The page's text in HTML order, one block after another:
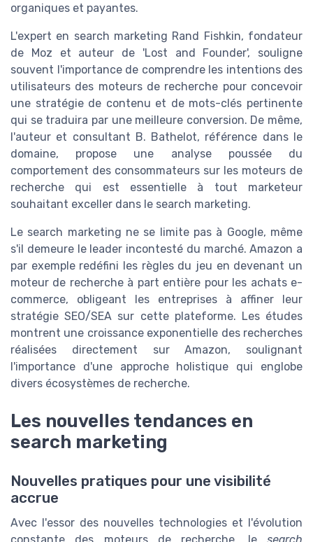
organiques et payantes.
L'expert en search marketing Rand Fishkin, fondateur
de Moz et auteur de 'Lost and Founder', souligne
souvent l'importance de comprendre les intentions des
utilisateurs des moteurs de recherche pour concevoir
une stratégie de contenu et de mots-clés pertinente
qui se traduira par une meilleure conversion. De même,
l'auteur et consultant B. Bathelot, référence dans le
domaine, propose une analyse poussée du
comportement des consommateurs sur les moteurs de
recherche qui est essentielle à tout marketeur
souhaitant exceller dans le search marketing.
Le search marketing ne se limite pas à Google, même
s'il demeure le leader incontesté du marché. Amazon a
par exemple redéfini les règles du jeu en devenant un
moteur de recherche à part entière pour les achats e-
commerce, obligeant les entreprises à affiner leur
stratégie SEO/SEA sur cette plateforme. Les études
montrent une croissance exponentielle des recherches
réalisées directement sur Amazon, soulignant
l'importance d'une approche holistique qui englobe
divers écosystèmes de recherche.
Les nouvelles tendances en
search marketing
Nouvelles pratiques pour une visibilité
accrue
Avec l'essor des nouvelles technologies et l'évolution